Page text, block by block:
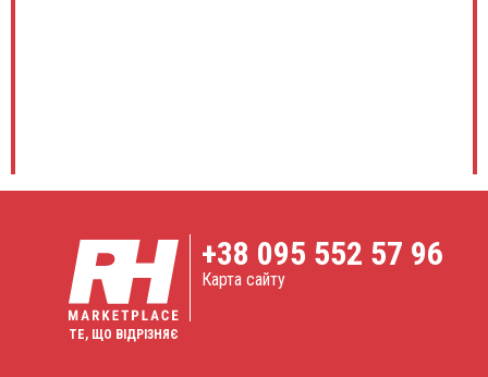
ТЕ, ЩО ВІДРІЗНЯЄ
+38 095 552 57 96
Карта сайту